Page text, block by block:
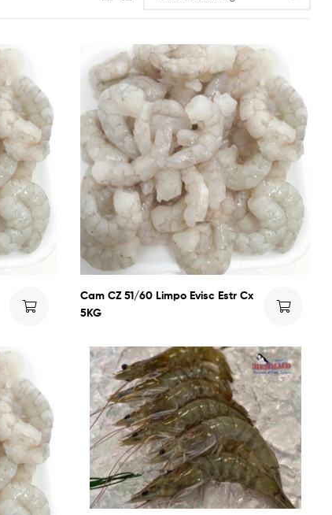
Cam CZ 51/60 Limpo Evisc Estr Cx
5KG